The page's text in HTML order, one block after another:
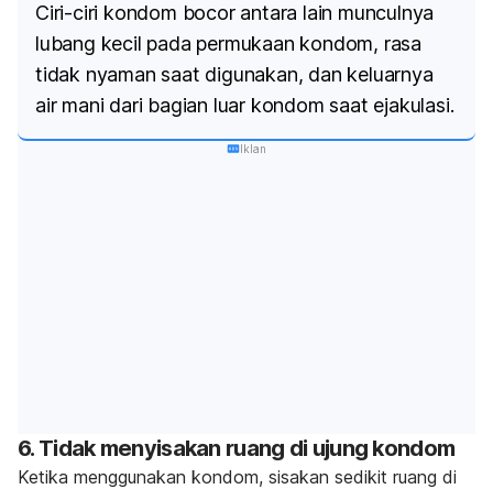
Ciri-ciri kondom bocor antara lain munculnya
lubang kecil pada permukaan kondom, rasa
tidak nyaman saat digunakan, dan keluarnya
air mani dari bagian luar kondom saat ejakulasi.
Iklan
6. Tidak menyisakan ruang di ujung kondom
Ketika menggunakan kondom, sisakan sedikit ruang di